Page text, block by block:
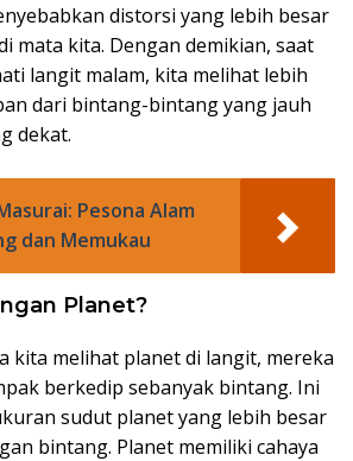
distorsi yang lebih besar
mata kita. Dengan demikian, saat
langit malam, kita melihat lebih
dari bintang-bintang yang jauh
dekat.
Pesona Alam
dan Memukau
Planet?
kita melihat planet di langit, mereka
berkedip sebanyak bintang. Ini
sudut planet yang lebih besar
bintang. Planet memiliki cahaya